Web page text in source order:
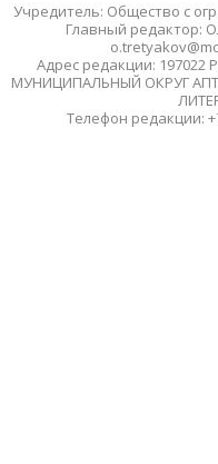
Учредитель: Общество с
Главный редактор:
Адрес редакции: 197022
МУНИЦИПАЛЬНЫЙ ОКРУГ
Телефон редакции: